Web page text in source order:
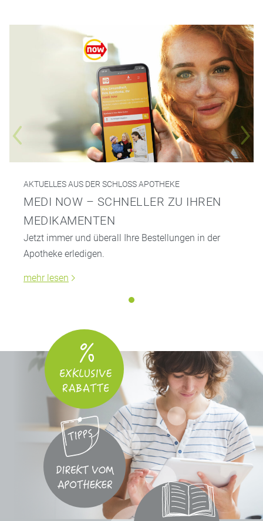
AKTUELLES AUS DER SCHLOSS APOTHEKE
MEDI NOW – SCHNELLER ZU IHREN
MEDIKAMENTEN
Jetzt immer und überall Ihre Bestellungen in der
Apotheke erledigen.
mehr lesen